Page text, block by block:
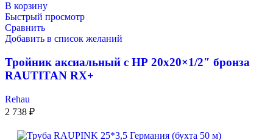
В корзину
Быстрый просмотр
Сравнить
Добавить в список желаний
Тройник аксиальный с НР 20х20×1/2″ бронза
RAUTITAN RX+
Rehau
2 738 ₽